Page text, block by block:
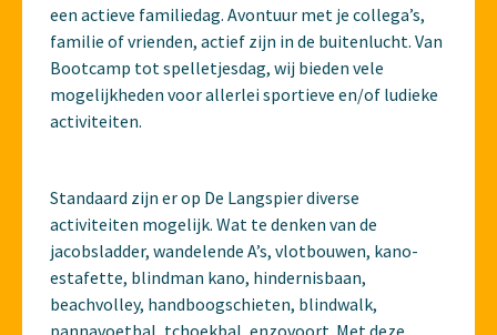
een actieve familiedag. Avontuur met je collega’s,
familie of vrienden, actief zijn in de buitenlucht. Van
Bootcamp tot spelletjesdag, wij bieden vele
mogelijkheden voor allerlei sportieve en/of ludieke
activiteiten.
Standaard zijn er op De Langspier diverse
activiteiten mogelijk. Wat te denken van de
jacobsladder, wandelende A’s, vlotbouwen, kano-
estafette, blindman kano, hindernisbaan,
beachvolley, handboogschieten, blindwalk,
pannavoetbal, tchoekbal, enzovoort. Met deze